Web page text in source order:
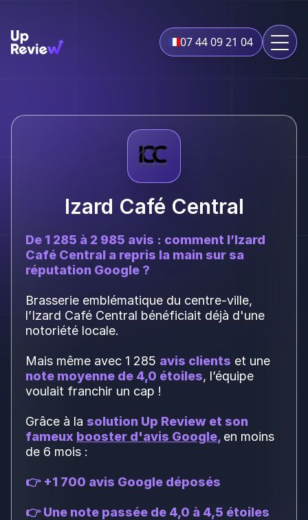
07 44 09 21 04
Izard Café Central
De 1 285 à 2 985 avis : comment l’Izard
Café Central a repris la main sur sa
réputation Google ?
Brasserie emblématique du centre-ville,
l’Izard Café Central bénéficiait déjà d'une
notoriété locale.
Mais même avec 1 285 avis clients et une
note moyenne de 4,0 étoiles, l’équipe
voulait franchir un cap !
Grâce à la solution Up Review et son
fameux booster d'avis Google, en moins
de 6 mois :
👉 +1 700 avis Google déposés
👉 Une note passée de 4,0 à 4,5 étoiles